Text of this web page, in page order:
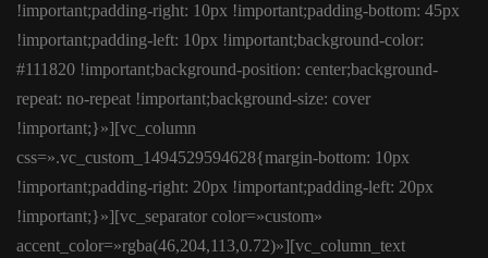
!important;padding-right: 10px !important;padding-bottom: 45px
!important;padding-left: 10px !important;background-color:
#111820 !important;background-position: center;background-
repeat: no-repeat !important;background-size: cover
!important;}»][vc_column
css=».vc_custom_1494529594628{margin-bottom: 10px
!important;padding-right: 20px !important;padding-left: 20px
!important;}»][vc_separator color=»custom»
accent_color=»rgba(46,204,113,0.72)»][vc_column_text